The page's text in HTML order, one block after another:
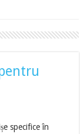
specifice în